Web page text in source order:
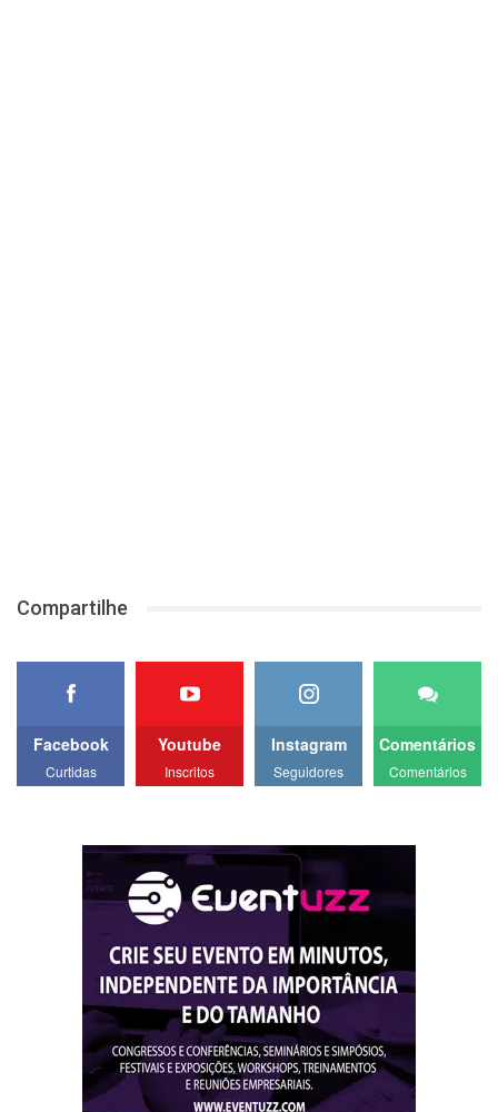
Compartilhe
Facebook
Curtidas
Youtube
Inscritos
Instagram
Seguidores
Comentários
Comentários